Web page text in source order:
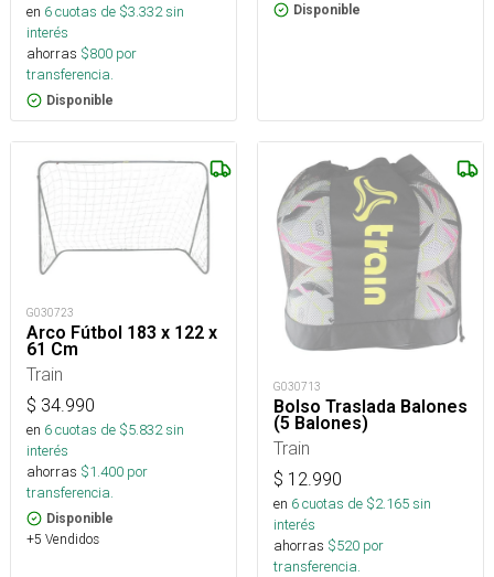
en 6cuotas de $3.332sin
interés
ahorras $800 por
transferencia.
Disponible
Disponible
G030723
Arco Fútbol 183 x 122 x
61 Cm
Train
$ 34.990
en 6cuotas de $5.832sin
interés
ahorras $1.400 por
transferencia.
Disponible
+5 Vendidos
G030713
Bolso Traslada Balones
(5 Balones)
Train
$ 12.990
en 6cuotas de $2.165sin
interés
ahorras $520 por
transferencia.